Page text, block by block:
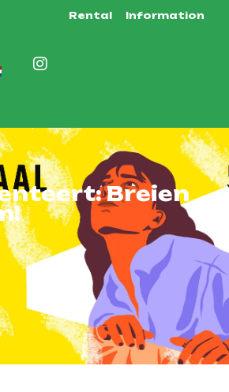
Rental Information
Breien